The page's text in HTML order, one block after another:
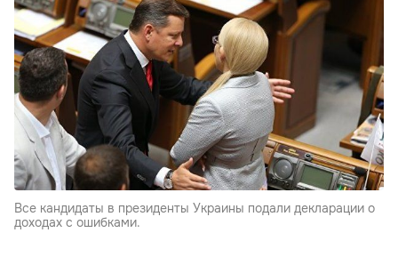
Все кандидаты в президенты Украины подали декларации о
доходах с ошибками.